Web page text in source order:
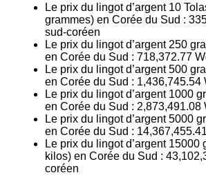
Le prix du lingot d’argent 10
grammes) en Corée du Sud :
sud-coréen
Le prix du lingot d’argent 250
en Corée du Sud : 718,372.77
Le prix du lingot d’argent 500
en Corée du Sud : 1,436,745.54
Le prix du lingot d’argent 1000
en Corée du Sud : 2,873,491.08
Le prix du lingot d’argent 5000
en Corée du Sud : 14,367,455.41
Le prix du lingot d’argent 15000
kilos) en Corée du Sud :
coréen